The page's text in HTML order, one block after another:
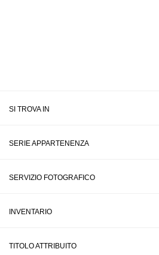
SI TROVA IN
SERIE APPARTENENZA
SERVIZIO FOTOGRAFICO
INVENTARIO
TITOLO ATTRIBUITO